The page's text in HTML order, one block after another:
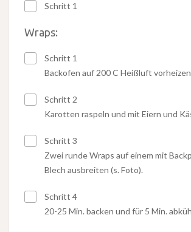
Schritt 1
Wraps:
Schritt 1
Backofen auf 200 C Heißluft
Schritt 2
Karotten raspeln und mit Eiern und
Schritt 3
Zwei runde Wraps auf einem mit
Blech ausbreiten (s. Foto).
Schritt 4
20-25 Min. backen und für 5 Min.